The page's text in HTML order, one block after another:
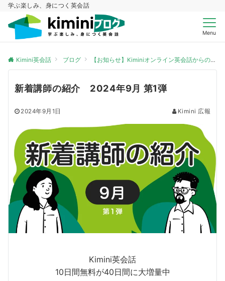
学ぶ楽しみ、身につく英会話
Menu
Kimini英会話 ブログ 【お知らせ】Kiminiオンライン英会話からのお知らせ
新着講師の紹介 2024年9月 第1弾
2024年9月1日 Kimini 広報
Kimini英会話
10日間無料が40日間に大増量中